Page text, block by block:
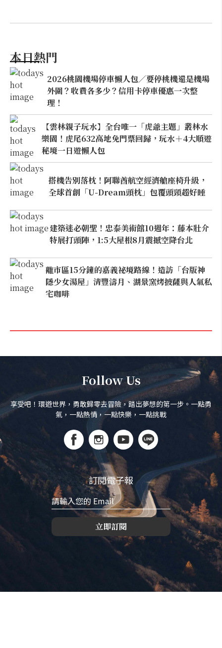
本日熱門
2026桃園機場停車懶人包／要停桃機還是機場
外圍？收費各多少？信用卡停車優惠一次整
理！
【雲林親子玩水】全台唯一「虎爺主題」叢林水
樂園！虎尾632高地免門票回歸，玩水＋4大順遊
秘境一日遊懶人包
搭機告別落枕！阿聯酋航空經濟艙座椅升級，
全球首創「U-Dream頭枕」包覆頭頸超好睡
建築迷必朝聖！忠泰美術館10週年：藤本壯介
特展打頭陣，1:5大屋根8月震撼空降台北
離市區15分鐘的嘉義祕境路線！造訪「台版神
隱少女湯屋」清豐濤月、湖景窯烤披薩與人氣私
宅咖啡
Follow Us
享受吧！環遊世界，勇敢歸零去冒險，踏出夢想的第一步。一點勇
氣，一點熱情，一點快樂，一點挑戰
訂閱電子報
立即訂閱